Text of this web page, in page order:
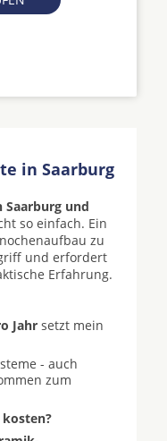
in Saarburg
und
so einfach. Ein
zu
und erfordert
Erfahrung.
Jahr setzt mein
- auch
zum